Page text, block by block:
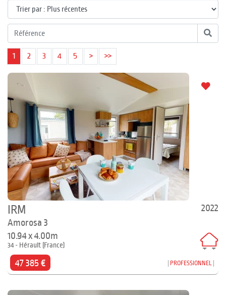
1 2 3 4 5 > >>
2022
IRM
Amorosa 3
10.94 x 4.00m
34 - Hérault (France)
47 385 € PROFESSIONNEL